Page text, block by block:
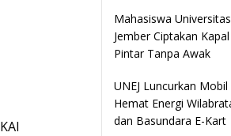
Mahasiswa Universitas
Jember Ciptakan Kapal
Pintar Tanpa Awak
UNEJ Luncurkan Mobil
Hemat Energi
dan Basundara E-Kart